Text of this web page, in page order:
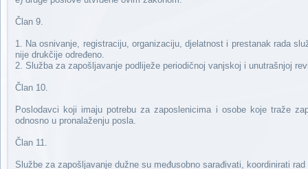
Član 9.
1. Na osnivanje, registraciju, organizaciju, djelatnost i prestanak rada
nije drukčije određeno.
2. Služba za zapošljavanje podliježe periodičnoj vanjskoj i unutrašnjoj
Član 10.
Poslodavci koji imaju potrebu za zaposlenicima i osobe koje traže
odnosno u pronalaženju posla.
Član 11.
Službe za zapošljavanje dužne su međusobno sarađivati, koordinirati